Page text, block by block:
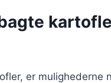
er mulighederne